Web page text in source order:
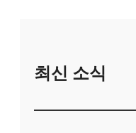
최신 소식